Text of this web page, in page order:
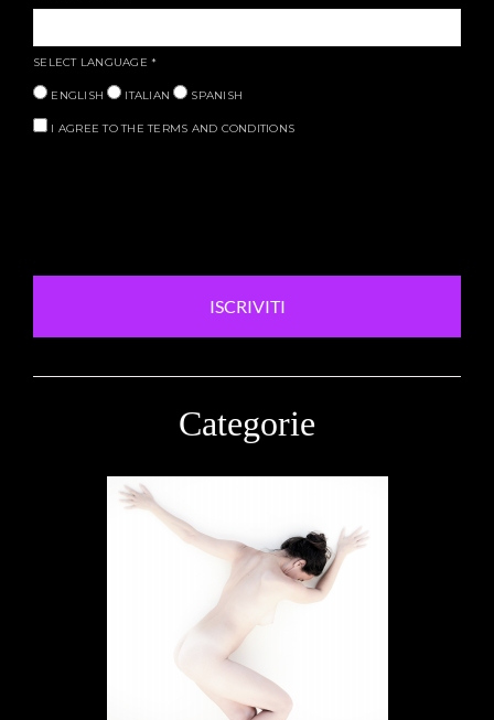
SELECT LANGUAGE *
ENGLISH ITALIAN SPANISH
I AGREE TO THE TERMS AND CONDITIONS
ISCRIVITI
Categorie